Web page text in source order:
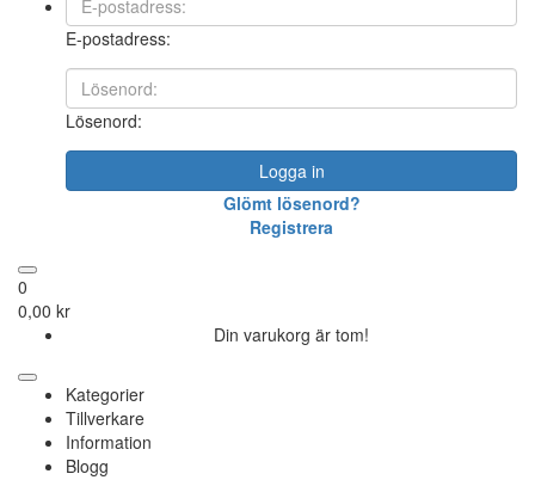
E-postadress:
Lösenord:
Logga in
Glömt lösenord?
Registrera
0
0,00 kr
Din varukorg är tom!
Kategorier
Tillverkare
Information
Blogg